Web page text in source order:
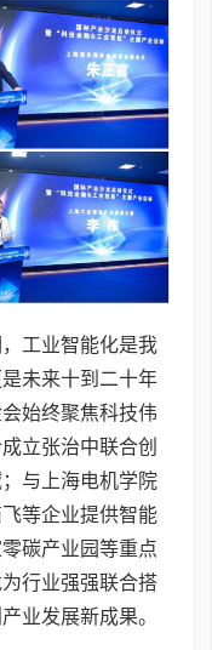
工业智能化是我
未来十到二十年
始终聚焦科技伟
立张治中联合创
与上海电机学院
等企业提供智能
碳产业园等重点
行业强强联合搭
业发展新成果。